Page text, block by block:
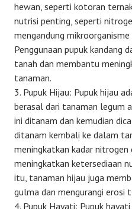
hewan, seperti kotoran
nutrisi penting, seperti
mengandung
Penggunaan pupuk kandang
tanah dan membantu
tanaman.
Pupuk Hijau: Pupuk hijau
berasal dari tanaman legum
ini ditanam dan kemudian
ditanam kembali ke dalam
meningkatkan kadar
meningkatkan ketersediaan
itu, tanaman hijau juga
gulma dan mengurangi erosi
Pupuk Hayati: Pupuk